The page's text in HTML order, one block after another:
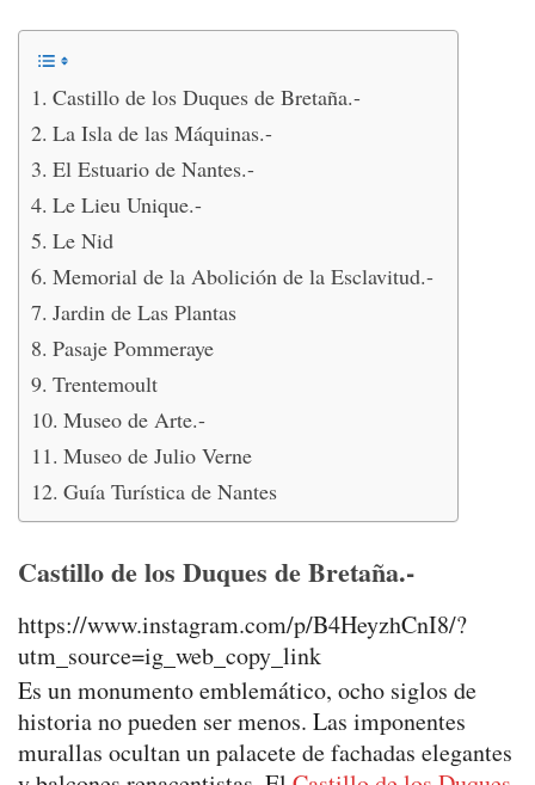
Castillo de los Duques de Bretaña.-
La Isla de las Máquinas.-
El Estuario de Nantes.-
Le Lieu Unique.-
Le Nid
Memorial de la Abolición de la Esclavitud.-
Jardin de Las Plantas
Pasaje Pommeraye
Trentemoult
Museo de Arte.-
Museo de Julio Verne
Guía Turística de Nantes
Castillo de los Duques de Bretaña.-
https://www.instagram.com/p/B4HeyzhCnI8/?
utm_source=ig_web_copy_link
Es un monumento emblemático, ocho siglos de
historia no pueden ser menos. Las imponentes
murallas ocultan un palacete de fachadas elegantes